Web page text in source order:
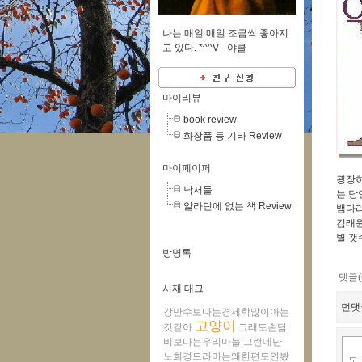
굉장
는 당
뱀다
김래
별
댓글(
먼
나는 매일 매일 조금씩 좋아지
고 있다. *^^V - 야클
마이리뷰
book review
화장품 등 기타 Review
마이페이퍼
낙서들
알라딘에 없는 책 Review
방명록
서재 태그
강만수보다는경제학많이아는
것같아 고양이 그래도손담
비보다는우리마눌 그런데난
노희경드라마는왜한편도안봤